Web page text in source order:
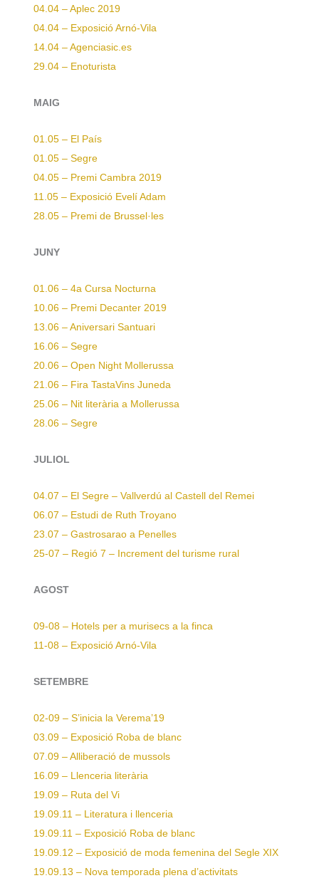
04.04 – Aplec 2019
04.04 – Exposició Arnó-Vila
14.04 – Agenciasic.es
29.04 – Enoturista
MAIG
01.05 – El País
01.05 – Segre
04.05 – Premi Cambra 2019
11.05 – Exposició Evelí Adam
28.05 – Premi de Brussel·les
JUNY
01.06 – 4a Cursa Nocturna
10.06 – Premi Decanter 2019
13.06 – Aniversari Santuari
16.06 – Segre
20.06 – Open Night Mollerussa
21.06 – Fira TastaVins Juneda
25.06 – Nit literària a Mollerussa
28.06 – Segre
JULIOL
04.07 – El Segre – Vallverdú al Castell del Remei
06.07 – Estudi de Ruth Troyano
23.07 – Gastrosarao a Penelles
25-07 – Regió 7 – Increment del turisme rural
AGOST
09-08 – Hotels per a murisecs a la finca
11-08 – Exposició Arnó-Vila
SETEMBRE
02-09 – S’inicia la Verema’19
03.09 – Exposició Roba de blanc
07.09 – Alliberació de mussols
16.09 – Llenceria literària
19.09 – Ruta del Vi
19.09.11 – Literatura i llenceria
19.09.11 – Exposició Roba de blanc
19.09.12 – Exposició de moda femenina del Segle XIX
19.09.13 – Nova temporada plena d’activitats